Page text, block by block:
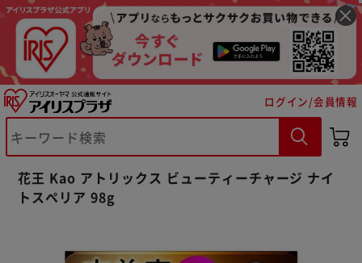
ログイン/会員情報
花王 Kao アトリックス ビューティーチャージ ナイ
トスペリア 98g
※ご確認ください
カートに入れる 購入手続きへ